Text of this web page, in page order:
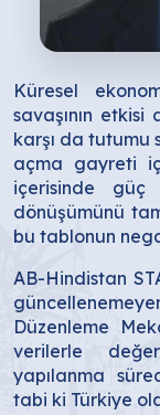
Küresel
savaşının etkisi
karşı da tutumu
açma gayreti
içerisinde
dönüşümünü
bu tablonun
AB-Hindistan
Düzenleme
verilerle
yapılanma
tabi ki Türkiye